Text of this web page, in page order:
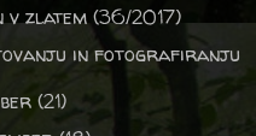
v zlatem (36/2017)
in fotografiranju
(21)